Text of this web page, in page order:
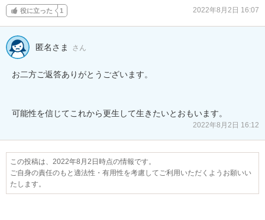
役に立った 1 2022年8月2日 16:07
匿名さま さん
お二方ご返答ありがとうございます。
可能性を信じてこれから更生して生きたいとおもいます。
2022年8月2日 16:12
この投稿は、2022年8月2日時点の情報です。
ご自身の責任のもと適法性・有用性を考慮してご利用いただくようお願いい
たします。